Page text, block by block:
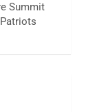
Summit